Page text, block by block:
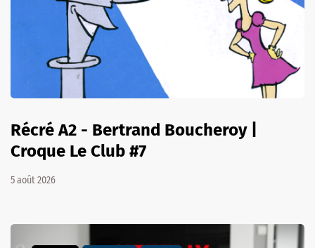
Récré A2 - Bertrand Boucheroy |
Croque Le Club #7
5 août 2026